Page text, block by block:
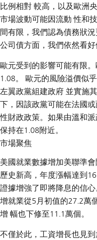
比例相對 較高，以及歐洲
市場波動可能因流動 性和
間有限，我們認為債務狀
公司債方面，我們依然看好
歐元受到的影響可能有限
1.08。 歐元的風險溢價似
左翼政黨組建政府 並實施
下，因該政黨可能在法國
性財政政策。如果由溫和
保持在1.08附近。
市場聚焦
美國就業數據增加美聯準
歷史新高，年度漲幅達到
證據增強了即將降息的信
增就業從5月初值的27.2萬
增 幅也下修至11.1萬個。
不僅於此，工資增長也見